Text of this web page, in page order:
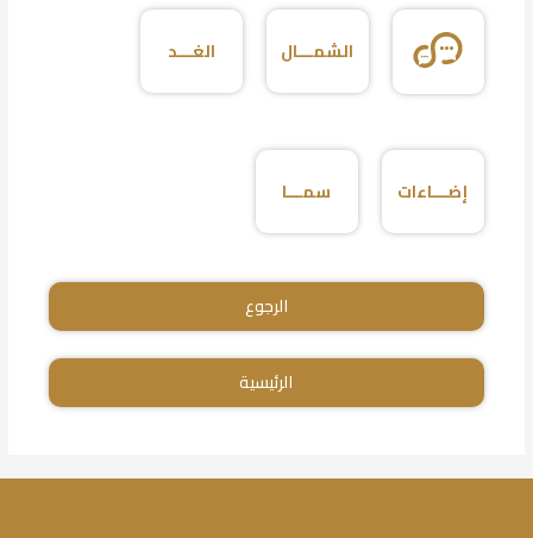
الشمـــال الغـــد
إضـــاءات سمـــا
الرجوع
الرئيسية